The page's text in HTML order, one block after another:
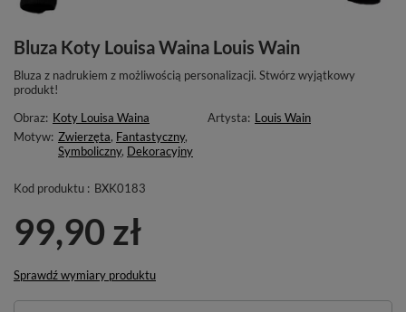
Bluza Koty Louisa Waina Louis Wain
Bluza z nadrukiem z możliwością personalizacji. Stwórz wyjątkowy
produkt!
Obraz: Koty Louisa Waina Artysta: Louis Wain
Motyw: Zwierzęta, Fantastyczny,
Symboliczny, Dekoracyjny
Kod produktu : BXK0183
99,90 zł
Sprawdź wymiary produktu